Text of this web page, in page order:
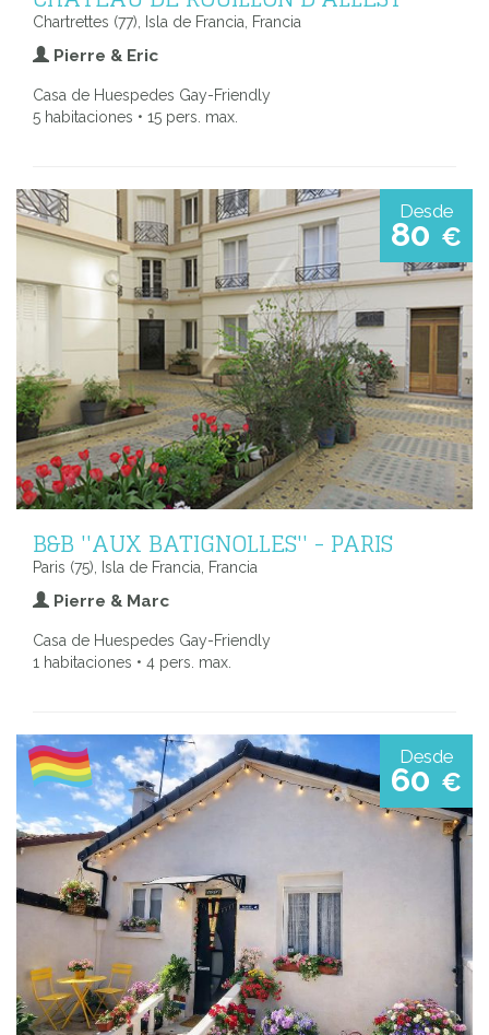
Chartrettes (77), Isla de Francia, Francia
Pierre & Eric
Casa de Huespedes Gay-Friendly
5 habitaciones • 15 pers. max.
Desde
80 €
B&B ''AUX BATIGNOLLES'' - PARIS
Paris (75), Isla de Francia, Francia
Pierre & Marc
Casa de Huespedes Gay-Friendly
1 habitaciones • 4 pers. max.
Desde
60 €